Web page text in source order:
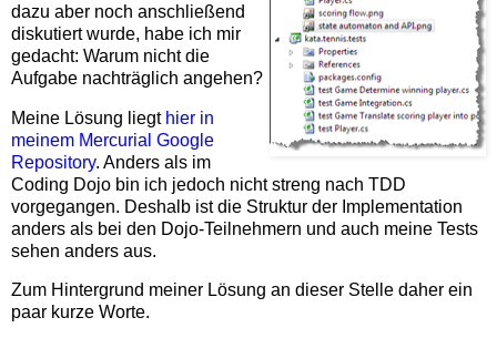
dazu aber noch anschließend
diskutiert wurde, habe ich mir
gedacht: Warum nicht die
Aufgabe nachträglich angehen?
Meine Lösung liegt hier in
meinem Mercurial Google
Repository. Anders als im
Coding Dojo bin ich jedoch nicht streng nach TDD
vorgegangen. Deshalb ist die Struktur der Implementation
anders als bei den Dojo-Teilnehmern und auch meine Tests
sehen anders aus.
Zum Hintergrund meiner Lösung an dieser Stelle daher ein
paar kurze Worte.